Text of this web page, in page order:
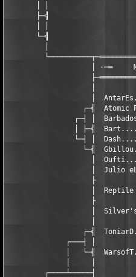
├─╣
└─╣
│ ·─═
│
┌─╣  Atomic
┌─┤ │
│ ├─╣
└─┤ │
└─╣
│
│  Julio
├
│  Reptile
├
│
│
┌─╣
┌───┤ │
│   └─╣
┌────┴─────┤